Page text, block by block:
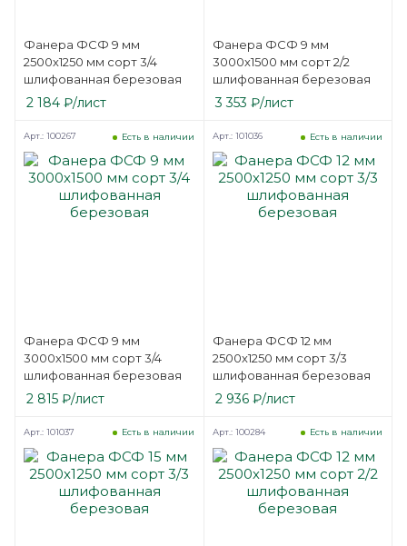
Фанера ФСФ 9 мм
2500х1250 мм сорт 3/4
шлифованная березовая
2 184 ₽/лист
Фанера ФСФ 9 мм
3000х1500 мм сорт 2/2
шлифованная березовая
3 353 ₽/лист
Фанера ФСФ 9 мм
3000х1500 мм сорт 3/4
шлифованная березовая
Есть в наличии
Арт.: 100267
2 815 ₽/лист
Фанера ФСФ 12 мм
2500х1250 мм сорт 3/3
шлифованная березовая
Есть в наличии
Арт.: 101036
2 936₽/лист
Есть в наличии
Арт.: 101037 Есть в наличии
Арт.: 100284